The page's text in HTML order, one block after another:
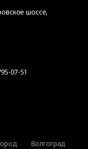
шоссе,
07-51
Волгоград